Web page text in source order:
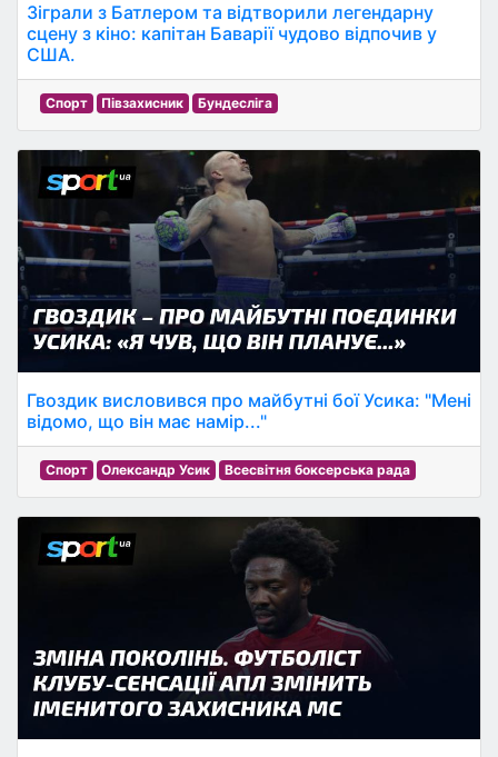
Зіграли з Батлером та відтворили легендарну
сцену з кіно: капітан Баварії чудово відпочив у
США.
Спорт Півзахисник Бундесліга
Гвоздик висловився про майбутні бої Усика: "Мені
відомо, що він має намір..."
Спорт Олександр Усик Всесвітня боксерська рада